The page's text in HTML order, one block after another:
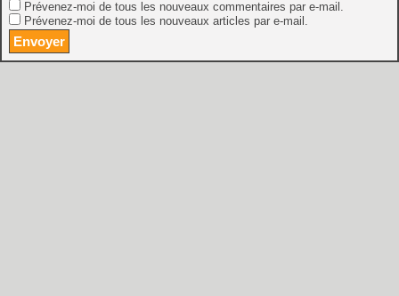
Prévenez-moi de tous les nouveaux commentaires par e-mail.
Prévenez-moi de tous les nouveaux articles par e-mail.